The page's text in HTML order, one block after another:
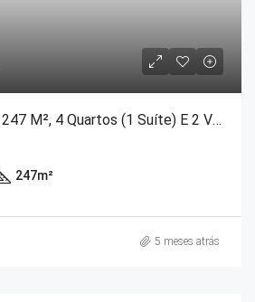
Apartamento Com 247 M², 4 Quartos (1 Suíte) E 2 Vagas – Centro – Petrópolis, RJ
247m²
5 meses atrás